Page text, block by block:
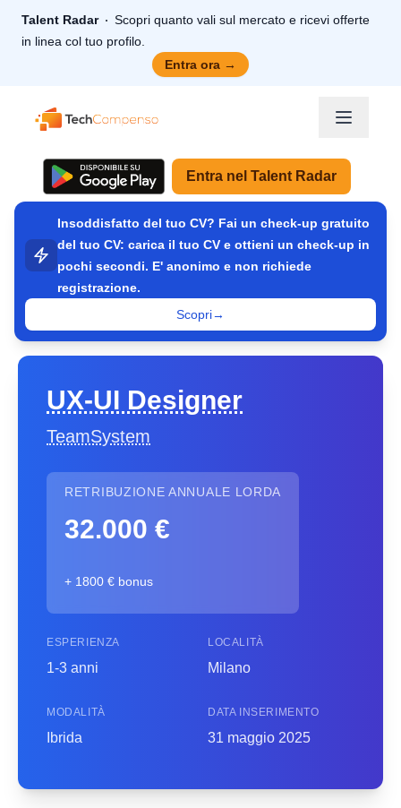
Talent Radar
Scopri quanto vali sul mercato e ricevi offerte
in linea col tuo profilo.
Entra ora →
TechCompenso
Entra nel Talent Radar
Insoddisfatto del tuo CV? Fai un check-up gratuito
del tuo CV: carica il tuo CV e ottieni un check-up in
pochi secondi. E' anonimo e non richiede
registrazione.
Scopri→
UX-UI Designer
TeamSystem
RETRIBUZIONE ANNUALE LORDA
32.000 €
+ 1800 € bonus
ESPERIENZA
1-3 anni
LOCALITÀ
Milano
MODALITÀ
Ibrida
DATA INSERIMENTO
31 maggio 2025